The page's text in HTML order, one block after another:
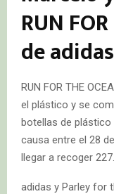
RUN
de adidas
RUN FOR THE
el plástico y se
botellas de
causa entre el 28
llegar a recoger
adidas y Parley for